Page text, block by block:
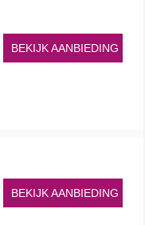
BEKIJK AANBIEDING
BEKIJK AANBIEDING